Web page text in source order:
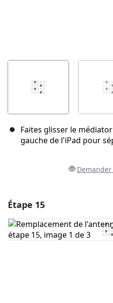
Faites glisser le
gauche de l'iPad pour
Demander
Ajouter un
Étape 15